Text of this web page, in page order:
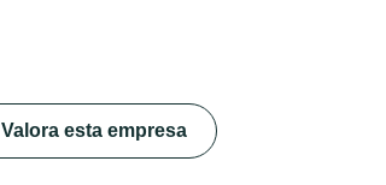
Valora esta empresa